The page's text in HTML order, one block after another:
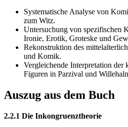
Systematische Analyse von
zum Witz.
Untersuchung von spezifischen
Ironie, Erotik, Groteske und
Rekonstruktion des
und Komik.
Vergleichende Interpretation der
Figuren in Parzival und
Auszug aus dem Buch
2.2.1 Die Inkongruenztheorie